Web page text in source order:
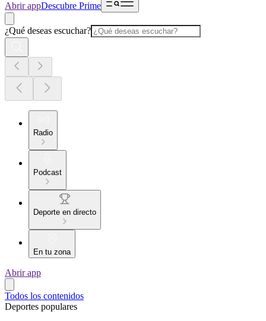
Abrir appDescubre Prime
¿Qué deseas escuchar?
Radio
Podcast
Deporte en directo
En tu zona
Abrir app
Todos los contenidos
Deportes populares